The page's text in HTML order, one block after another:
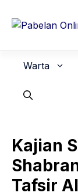
Warta
Kajian
Tafsir